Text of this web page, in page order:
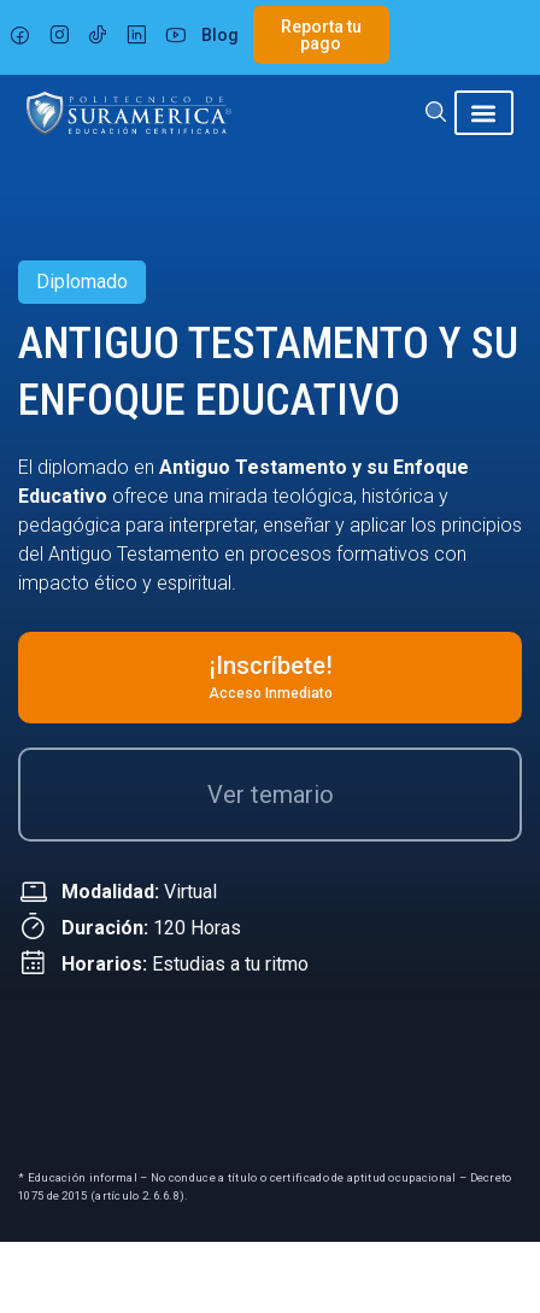
al
contenido
Blog
Reporta tu
pago
Diplomado
ANTIGUO TESTAMENTO Y SU
ENFOQUE EDUCATIVO
El diplomado en Antiguo Testamento y su Enfoque
Educativo ofrece una mirada teológica, histórica y
pedagógica para interpretar, enseñar y aplicar los principios
del Antiguo Testamento en procesos formativos con
impacto ético y espiritual.
¡Inscríbete!
Acceso Inmediato
Ver temario
Modalidad: Virtual
Duración: 120 Horas
Horarios: Estudias a tu ritmo
* Educación informal – No conduce a título o certificado de aptitud ocupacional – Decreto
1075 de 2015 (artículo 2.6.6.8).